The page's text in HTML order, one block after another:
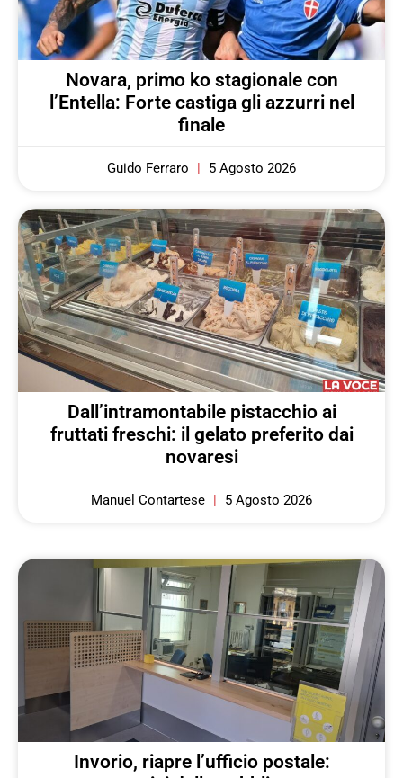
Novara, primo ko stagionale con
l’Entella: Forte castiga gli azzurri nel
finale
Guido Ferraro 5 Agosto 2026
Dall’intramontabile pistacchio ai
fruttati freschi: il gelato preferito dai
novaresi
Manuel Contartese 5 Agosto 2026
Invorio, riapre l’ufficio postale: